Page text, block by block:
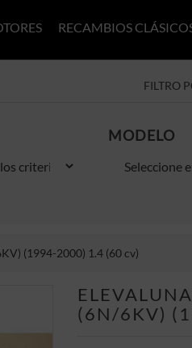
RECAMBIOS
FILTRO
MODELO
(1994-2000) 1.4 (60 cv)
(6N/6KV)